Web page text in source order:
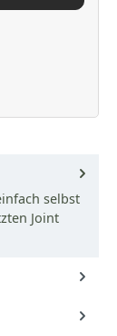
selbst
Joint